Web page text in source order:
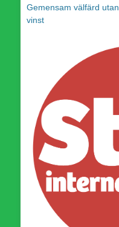
inlägg:
Gemensam välfärd utan
vinst